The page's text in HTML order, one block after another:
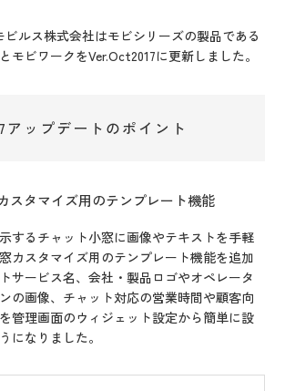
報サイト
ビルス株式会社はモビシリーズの製品である
モビワークをVer.Oct2017に更新しました。
ップデートのポイント
スタマイズ用のテンプレート機能
するチャット小窓に画像やテキストを手軽
カスタマイズ用のテンプレート機能を追加
サービス名、会社・製品ロゴやオペレータ
の画像、チャット対応の営業時間や顧客向
管理画面のウィジェット設定から簡単に設
になりました。